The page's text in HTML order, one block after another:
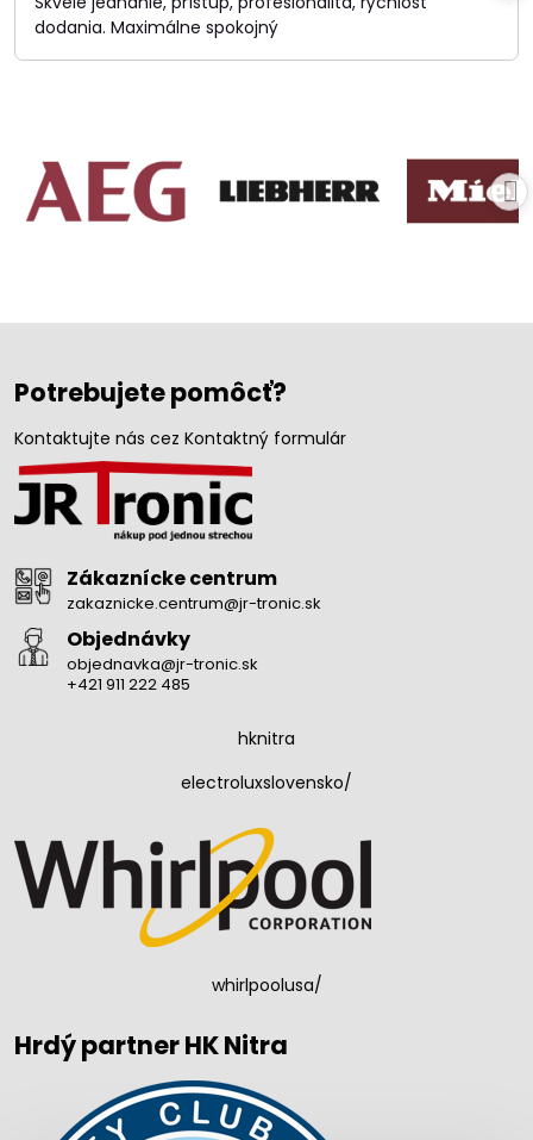
5
dodania. Maximálne spokojný
Potrebujete pomôcť?
Kontaktujte nás cez Kontaktný formulár
Zákaznícke centrum
zakaznicke.centrum@jr-tronic.sk
Objednávky
objednavka@jr-tronic.sk
+421 911 222 485
hknitra
electroluxslovensko/
whirlpoolusa/
Hrdý partner HK Nitra